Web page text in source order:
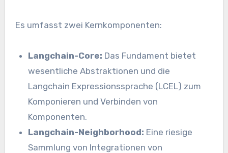
Es umfasst zwei Kernkomponenten:
Langchain-Core: Das Fundament bietet
wesentliche Abstraktionen und die
Langchain Expressionssprache (LCEL) zum
Komponieren und Verbinden von
Komponenten.
Langchain-Neighborhood: Eine riesige
Sammlung von Integrationen von